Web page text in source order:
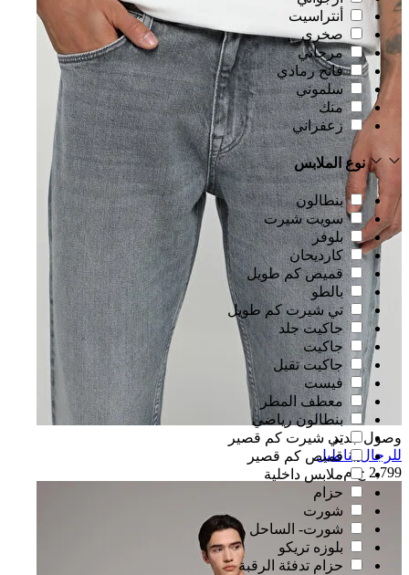
أنتراسيت
صخري
مرجاني
فاتح رمادي
سلموني
منك
زعفراني
نوع الملابس
بنطالون
سويت شيرت
بلوفر
كارديحان
قميص كم طويل
بالطو
تي شيرت كم طويل
جاكيت جلد
جاكيت
جاكيت تقيل
فيست
معطف المطر
بنطالون رياضي
تي شيرت كم قصير
قميص كم قصير
ملابس داخلية
حزام
شورت
شورت- الساحل
بلوزه تريكو
حزام تدفئة الرقبة
وصول جديد
للرجال بناطيل
2,799 ج.م.‏